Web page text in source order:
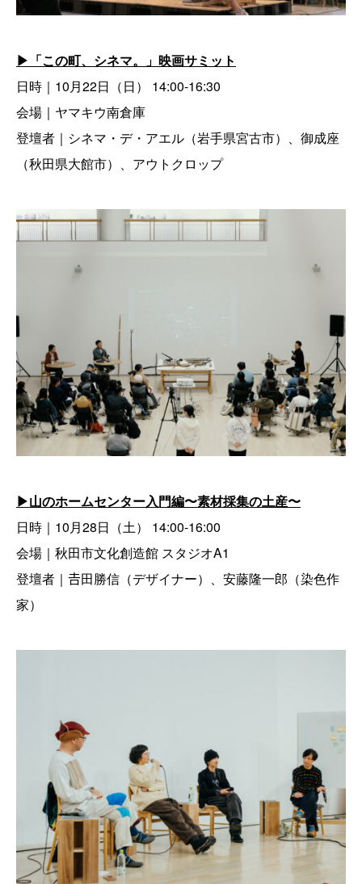
▶︎「この町、シネマ。」映画サミット
日時｜10月22日（日） 14:00-16:30
会場｜ヤマキウ南倉庫
登壇者｜シネマ・デ・アエル（岩手県宮古市）、御成座
（秋田県大館市）、アウトクロップ
▶︎山のホームセンター入門編〜素材採集の土産〜
日時｜10月28日（土） 14:00-16:00
会場｜秋田市文化創造館 スタジオA1
登壇者｜𠮷田勝信（デザイナー）、安藤隆一郎（染色作
家）